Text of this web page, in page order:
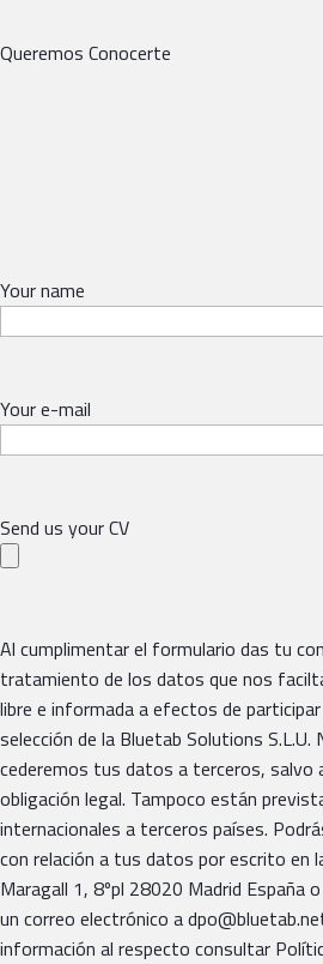
Queremos Conocerte
Your name
Your e-mail
Send us your CV
Al cumplimentar el formulario das tu
tratamiento de los datos que nos
libre e informada a efectos de
selección de la Bluetab Solutions S.L.U.
cederemos tus datos a terceros, salvo
obligación legal. Tampoco están
internacionales a terceros países.
con relación a tus datos por escrito en
Maragall 1, 8ºpl 28020 Madrid España
un correo electrónico a
información al respecto consultar